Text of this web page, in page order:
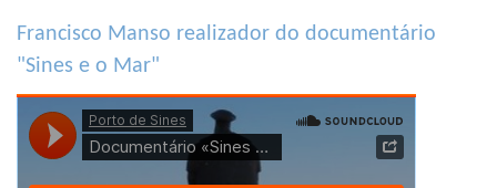
Francisco Manso realizador do documentário
"Sines e o Mar"